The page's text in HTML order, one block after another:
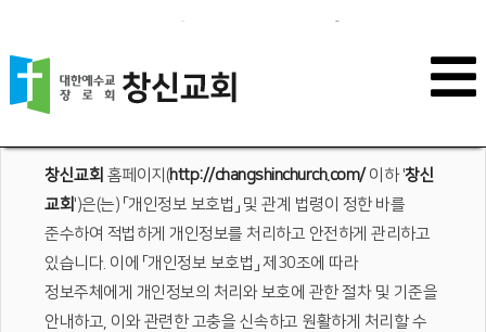
창신교회 홈페이지(http://changshinchurch.com/이하 '창신
교회')은(는) 「개인정보 보호법」 및 관계 법령이 정한 바를
준수하여 적법하게 개인정보를 처리하고 안전하게 관리하고
있습니다. 이에 「개인정보 보호법」 제30조에 따라
정보주체에게 개인정보의 처리와 보호에 관한 절차 및 기준을
안내하고, 이와 관련한 고충을 신속하고 원활하게 처리할 수